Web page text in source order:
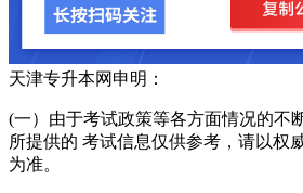
天津专升本网申明：
(一）由于考试政策等各方面情况的不
所提供的 考试信息仅供参考，请以权
为准。